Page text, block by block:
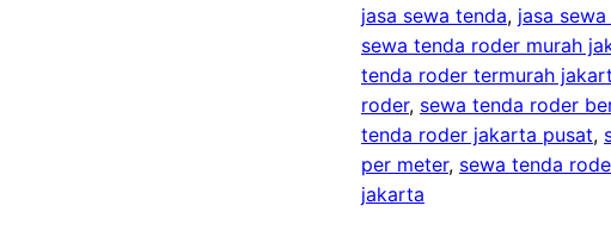
jasa sewa tenda, jasa
sewa tenda roder murah
tenda roder termurah
roder, sewa tenda roder
tenda roder jakarta pusat,
per meter, sewa tenda
jakarta